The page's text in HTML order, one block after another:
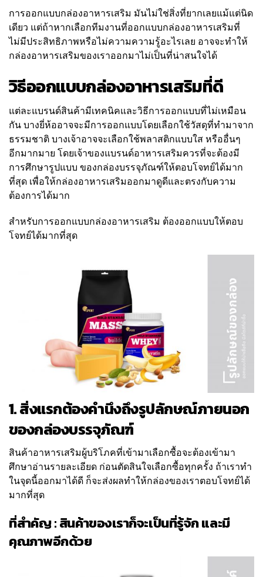
การออกแบบกล่องอาหารเสริม มันไม่ใช่สิ่งที่ยากเลยแม้แต่นิด
เดียว แต่ถ้าหากเลือกทีมงานที่ออกแบบกล่องอาหารเสริมที่
ไม่มีประสิทธิภาพหรือไม่ความความรู้อะไรเลย อาจจะทำให้
กล่องอาหารเสริมของเราออกมาไม่เป็นที่น่าสนใจได้
วิธีออกแบบกล่องอาหารเสริมที่ดี
แต่ละแบรนด์สินค้ามีเทคนิคและวิธีการออกแบบที่ไม่เหมือน
กัน บางยี่ห้ออาจจะมีการออกแบบโดยเลือกใช้วัสดุที่ทำมาจาก
ธรรมชาติ บางเจ้าอาจจะเลือกใช้พลาสติกแบบใส หรืออื่นๆ
อีกมากมาย โดยเจ้าของแบรนด์อาหารเสริมควรที่จะต้องมี
การศึกษารูปแบบ ของกล่องบรรจุภัณฑ์ให้ตอบโจทย์ได้มาก
ที่สุด เพื่อให้กล่องอาหารเสริมออกมาดูดีและตรงกับความ
ต้องการได้มาก
สำหรับการออกแบบกล่องอาหารเสริม ต้องออกแบบให้ตอบ
โจทย์ได้มากที่สุด
1. สิ่งแรกต้องคำนึงถึงรูปลักษณ์ภายนอก
ของกล่องบรรจุภัณฑ์
สินค้าอาหารเสริมผู้บริโภคที่เข้ามาเลือกซื้อจะต้องเข้ามา
ศึกษาอ่านรายละเอียด ก่อนตัดสินใจเลือกซื้อทุกครั้ง ถ้าเราทำ
ในจุดนี้ออกมาได้ดี ก็จะส่งผลทำให้กล่องของเราตอบโจทย์ได้
มากที่สุด
ที่สำคัญ : สินค้าของเราก็จะเป็นที่รู้จัก และมี
คุณภาพอีกด้วย